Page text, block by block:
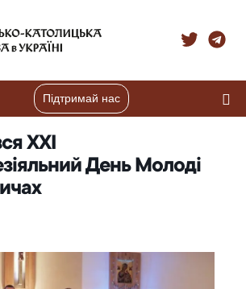
Підтримай нас
ХХІ
День Молоді